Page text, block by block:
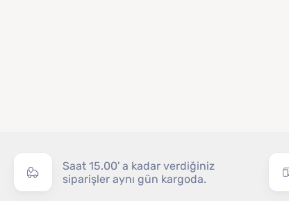
Saat 15.00' a kadar verdiğiniz
siparişler aynı gün kargoda.